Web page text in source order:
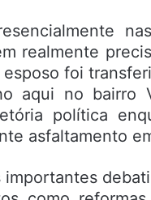
realmente
foi
aqui no bairro
política
asfaltamento
importantes